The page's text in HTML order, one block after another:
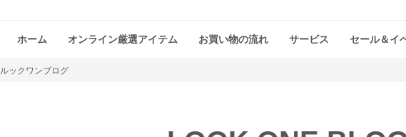
ホーム オンライン厳選アイテム お買い物の流れ サービス セール＆イ
ルックワンブログ